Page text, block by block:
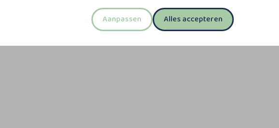
Aanpassen Alles accepteren